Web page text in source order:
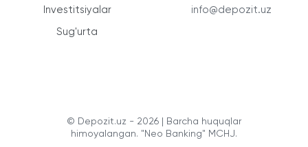
Investitsiyalar
Sug'urta
info@depozit.uz
© Depozit.uz - 2026 | Barcha huquqlar
himoyalangan. "Neo Banking" MCHJ.